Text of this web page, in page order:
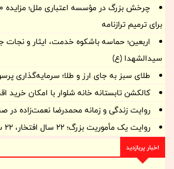
سرمایه‌گذاران به شمار می‌رود.
برای ترمیم ترازنامه
اربعین؛ حماسه باشکوه خدمت، ایثار و
سیدالشهدا (ع)
طلای سبز به جای ارز و طلا؛ سرمایه‌گذاری
کالکشن تابستانه خانه شلوار با امکان
روایت زندگی و زمانه‌ محمدرضا نعمت‌زاده
روایت یک مأموریت بزرگ؛ ۲۲ سال افتخار، ۲۲ سال توسعه
اخبار پربازدید